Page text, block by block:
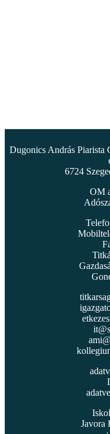
Dugonics András Piarista
6724
OM
Javora